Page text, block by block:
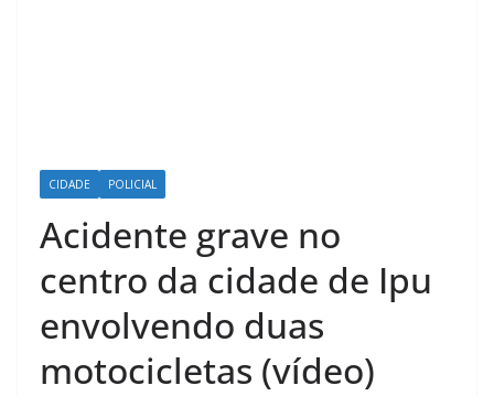
CIDADE POLICIAL
Acidente grave no
centro da cidade de Ipu
envolvendo duas
motocicletas (vídeo)